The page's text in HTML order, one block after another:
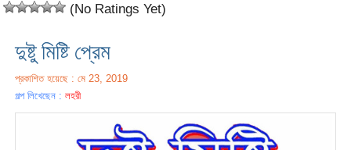
(No Ratings Yet)
দুষ্টু মিষ্টি প্রেম
প্রকাশিত হয়েছে : মে 23, 2019
গল্প লিখেছেন :লহরী